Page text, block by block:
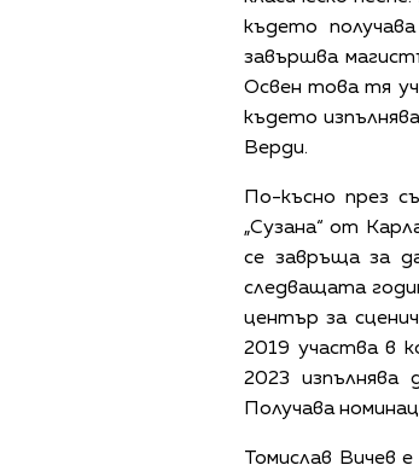
където
завършва
Освен това тя
където
Верди.
По-късно през
„Сузана“ от
се завръща за
следващата
център за
2019 участва в
2023
Получава
Томислав Вичев